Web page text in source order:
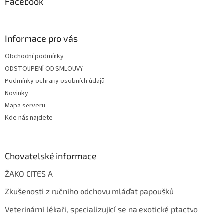
Informace pro vás
Obchodní podmínky
ODSTOUPENÍ OD SMLOUVY
Podmínky ochrany osobních údajů
Novinky
Mapa serveru
Kde nás najdete
Chovatelské informace
ŽAKO CITES A
Zkušenosti z ručního odchovu mláďat papoušků
Veterinární lékaři, specializující se na exotické ptactvo